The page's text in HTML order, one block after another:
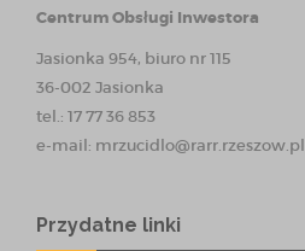
Centrum Obsługi Inwestora
Jasionka 954, biuro nr 115
36-002 Jasionka
tel.: 17 77 36 853
e-mail: mrzucidlo@rarr.rzeszow.pl
Przydatne linki